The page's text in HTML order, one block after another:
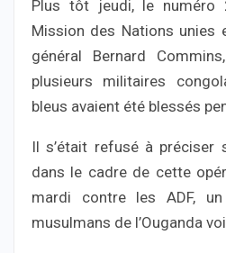
Plus tôt jeudi, le
Mission des Nations unies
général Bernard
plusieurs militaires
bleus avaient été blessés
Il s’était refusé à préciser
dans le cadre de cette
mardi contre les ADF,
musulmans de l’Ouganda